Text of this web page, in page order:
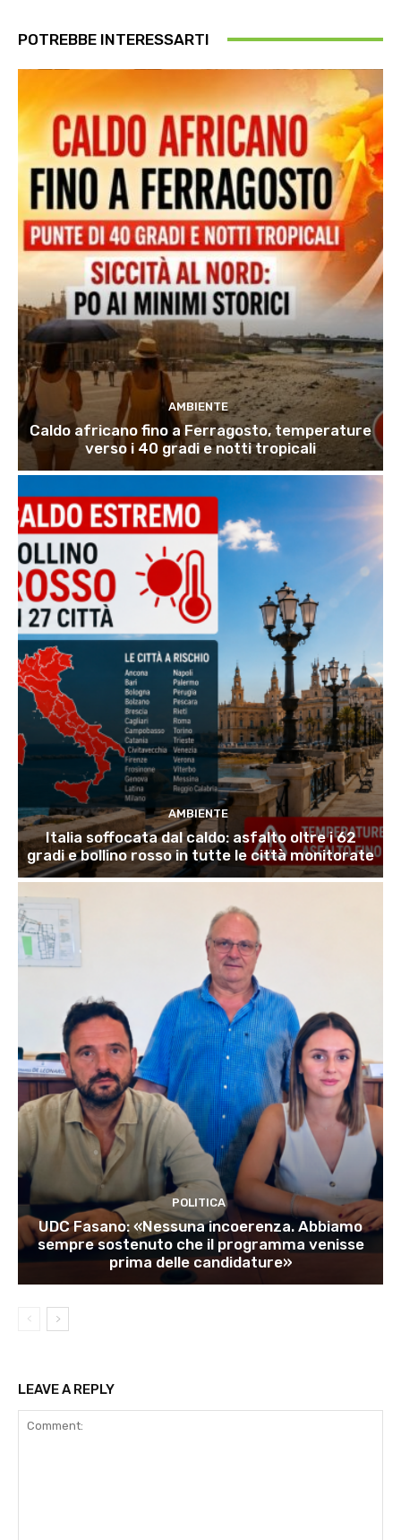
POTREBBE INTERESSARTI
AMBIENTE
Caldo africano fino a Ferragosto, temperature
verso i 40 gradi e notti tropicali
AMBIENTE
Italia soffocata dal caldo: asfalto oltre i 62
gradi e bollino rosso in tutte le città monitorate
POLITICA
UDC Fasano: «Nessuna incoerenza. Abbiamo
sempre sostenuto che il programma venisse
prima delle candidature»
LEAVE A REPLY